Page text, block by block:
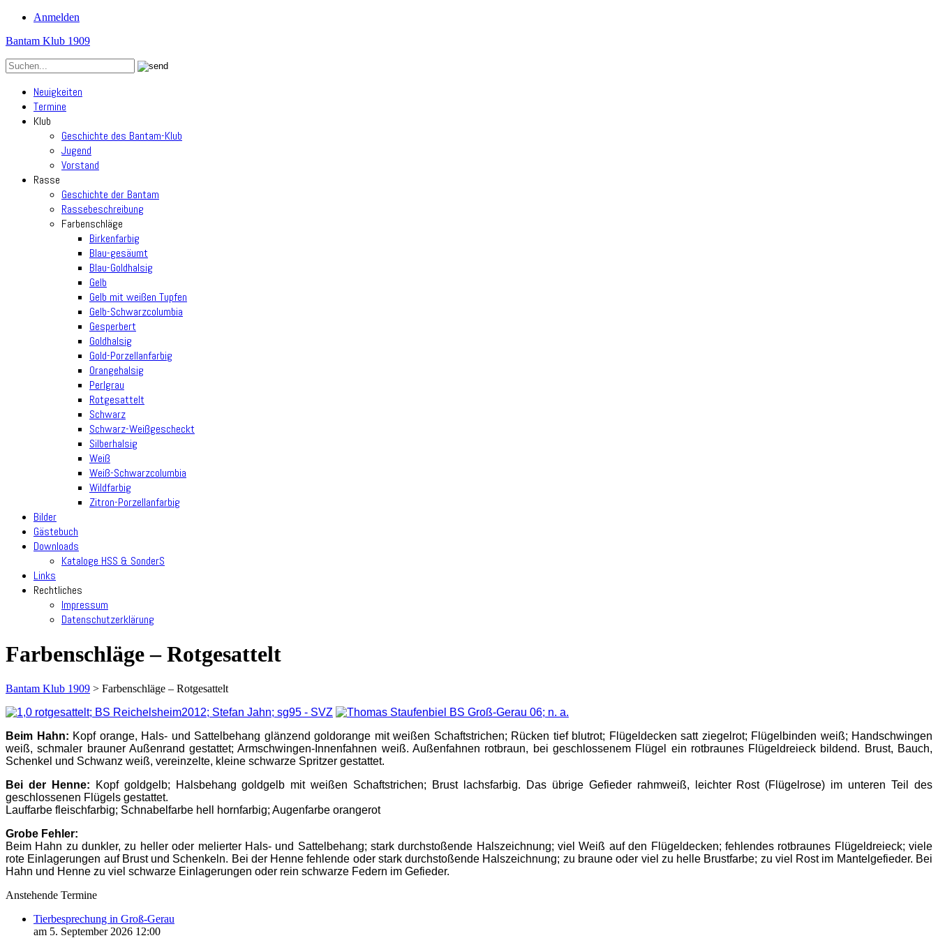
Anmelden
Bantam Klub 1909
Neuigkeiten
Termine
Klub
Geschichte des Bantam-Klub
Jugend
Vorstand
Rasse
Geschichte der Bantam
Rassebeschreibung
Farbenschläge
Birkenfarbig
Blau-gesäumt
Blau-Goldhalsig
Gelb
Gelb mit weißen Tupfen
Gelb-Schwarzcolumbia
Gesperbert
Goldhalsig
Gold-Porzellanfarbig
Orangehalsig
Perlgrau
Rotgesattelt
Schwarz
Schwarz-Weißgescheckt
Silberhalsig
Weiß
Weiß-Schwarzcolumbia
Wildfarbig
Zitron-Porzellanfarbig
Bilder
Gästebuch
Downloads
Kataloge HSS & SonderS
Links
Rechtliches
Impressum
Datenschutzerklärung
Farbenschläge – Rotgesattelt
Bantam Klub 1909 > Farbenschläge – Rotgesattelt
Beim Hahn: Kopf orange, Hals- und Sattelbehang glänzend goldorange mit weißen Schaftstrichen; Rücken tief blutrot; Flügeldecken satt ziegelrot; Flügelbinden weiß; Handschwingen
weiß, schmaler brauner Außenrand gestattet; Armschwingen-Innenfahnen weiß. Außenfahnen rotbraun, bei geschlossenem Flügel ein rotbraunes Flügeldreieck bildend. Brust, Bauch,
Schenkel und Schwanz weiß, vereinzelte, kleine schwarze Spritzer gestattet.
Bei der Henne: Kopf goldgelb; Halsbehang goldgelb mit weißen Schaftstrichen; Brust lachsfarbig. Das übrige Gefieder rahmweiß, leichter Rost (Flügelrose) im unteren Teil des
geschlossenen Flügels gestattet.
Lauffarbe fleischfarbig; Schnabelfarbe hell hornfarbig; Augenfarbe orangerot
Grobe Fehler:
Beim Hahn zu dunkler, zu heller oder melierter Hals- und Sattelbehang; stark durchstoßende Halszeichnung; viel Weiß auf den Flügeldecken; fehlendes rotbraunes Flügeldreieck; viele
rote Einlagerungen auf Brust und Schenkeln. Bei der Henne fehlende oder stark durchstoßende Halszeichnung; zu braune oder viel zu helle Brustfarbe; zu viel Rost im Mantelgefieder. Bei
Hahn und Henne zu viel schwarze Einlagerungen oder rein schwarze Federn im Gefieder.
Anstehende Termine
Tierbesprechung in Groß-Gerau
am 5. September 2026 12:00